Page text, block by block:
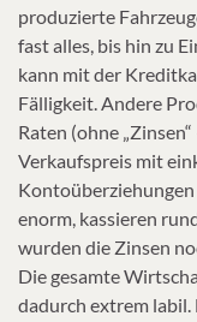
produzierte
fast alles, bis hin zu
kann mit der
Fälligkeit. Andere
Raten (ohne
Verkaufspreis mit
enorm, kassieren
wurden die Zinsen
Die gesamte
dadurch extrem